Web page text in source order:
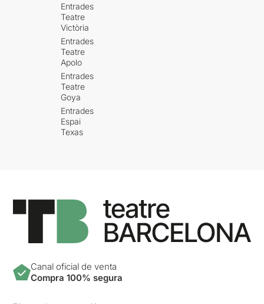
Entrades
Teatre
Victòria
Entrades
Teatre
Apolo
Entrades
Teatre
Goya
Entrades
Espai
Texas
Canal oficial de venta
Compra 100% segura